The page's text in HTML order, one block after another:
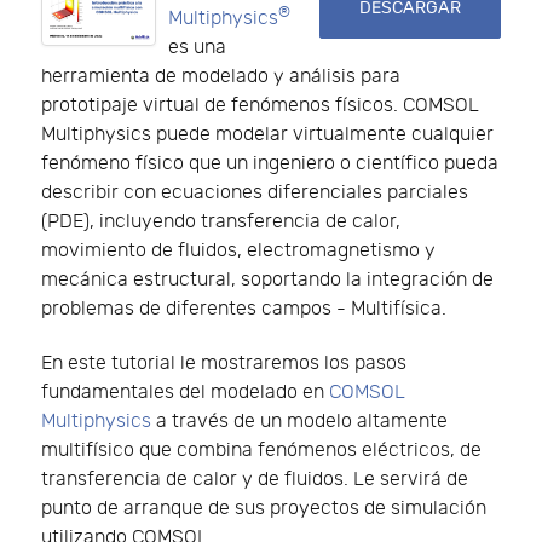
DESCARGAR
Multiphysics®
es una
herramienta de modelado y análisis para
prototipaje virtual de fenómenos físicos. COMSOL
Multiphysics puede modelar virtualmente cualquier
fenómeno físico que un ingeniero o científico pueda
describir con ecuaciones diferenciales parciales
(PDE), incluyendo transferencia de calor,
movimiento de fluidos, electromagnetismo y
mecánica estructural, soportando la integración de
problemas de diferentes campos - Multifísica.
En este tutorial le mostraremos los pasos
fundamentales del modelado en COMSOL
Multiphysics a través de un modelo altamente
multifísico que combina fenómenos eléctricos, de
transferencia de calor y de fluidos. Le servirá de
punto de arranque de sus proyectos de simulación
utilizando COMSOL.